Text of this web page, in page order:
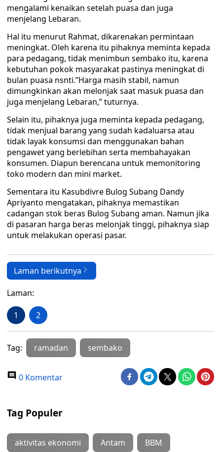
mengalami kenaikan setelah puasa dan juga
menjelang Lebaran.
Hal itu menurut Rahmat, dikarenakan permintaan
meningkat. Oleh karena itu pihaknya meminta kepada
para pedagang, tidak menimbun sembako itu, karena
kebutuhan pokok masyarakat pastinya meningkat di
bulan puasa nsnti.”Harga masih stabil, namun
dimungkinkan akan melonjak saat masuk puasa dan
juga menjelang Lebaran,” tuturnya.
Selain itu, pihaknya juga meminta kepada pedagang,
tidak menjual barang yang sudah kadaluarsa atau
tidak layak konsumsi dan menggunakan bahan
pengawet yang berlebihan serta membahayakan
konsumen. Diapun berencana untuk memonitoring
toko modern dan mini market.
Sementara itu Kasubdivre Bulog Subang Dandy
Apriyanto mengatakan, pihaknya memastikan
cadangan stok beras Bulog Subang aman. Namun jika
di pasaran harga beras melonjak tinggi, pihaknya siap
untuk melakukan operasi pasar.
Laman berikutnya
Laman:
1 2
Tag: ramadan sembako
0 Komentar
Tag Populer
aktivitas ekonomi Antam BBM